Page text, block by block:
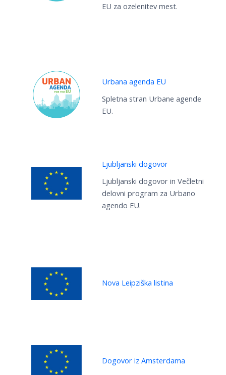
EU za ozelenitev mest.
Urbana agenda EU
Spletna stran Urbane agende
EU.
Ljubljanski dogovor
Ljubljanski dogovor in Večletni
delovni program za Urbano
agendo EU.
Nova Leipziška listina
Dogovor iz Amsterdama